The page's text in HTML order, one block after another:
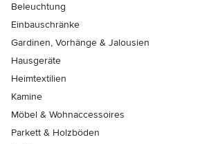
Beleuchtung
Einbauschränke
Gardinen, Vorhänge & Jalousien
Hausgeräte
Heimtextilien
Kamine
Möbel & Wohnaccessoires
Parkett & Holzböden